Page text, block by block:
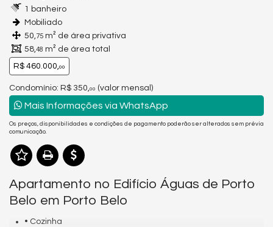
1 banheiro
Mobiliado
50,75 m² de área privativa
58,48 m² de área total
R$ 460.000,00
Condomínio: R$ 350, 00 (valor mensal)
Mais Informações via WhatsApp
Os preços, disponibilidades e condições de pagamento poderão ser alterados sem prévia
comunicação.
Apartamento no Edifício Águas de Porto
Belo em Porto Belo
• Cozinha